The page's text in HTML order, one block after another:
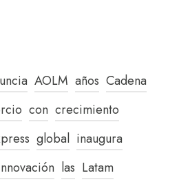
AOLM años Cadena
con crecimiento
global inaugura
las Latam